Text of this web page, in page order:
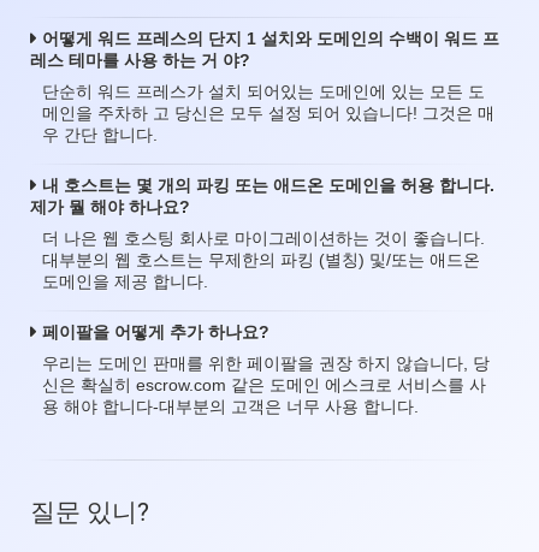
어떻게 워드 프레스의 단지 1 설치와 도메인의 수백이 워드 프
레스 테마를 사용 하는 거 야?
단순히 워드 프레스가 설치 되어있는 도메인에 있는 모든 도
메인을 주차하 고 당신은 모두 설정 되어 있습니다! 그것은 매
우 간단 합니다.
내 호스트는 몇 개의 파킹 또는 애드온 도메인을 허용 합니다.
제가 뭘 해야 하나요?
더 나은 웹 호스팅 회사로 마이그레이션하는 것이 좋습니다.
대부분의 웹 호스트는 무제한의 파킹 (별칭) 및/또는 애드온
도메인을 제공 합니다.
페이팔을 어떻게 추가 하나요?
우리는 도메인 판매를 위한 페이팔을 권장 하지 않습니다, 당
신은 확실히 escrow.com 같은 도메인 에스크로 서비스를 사
용 해야 합니다-대부분의 고객은 너무 사용 합니다.
질문 있니?